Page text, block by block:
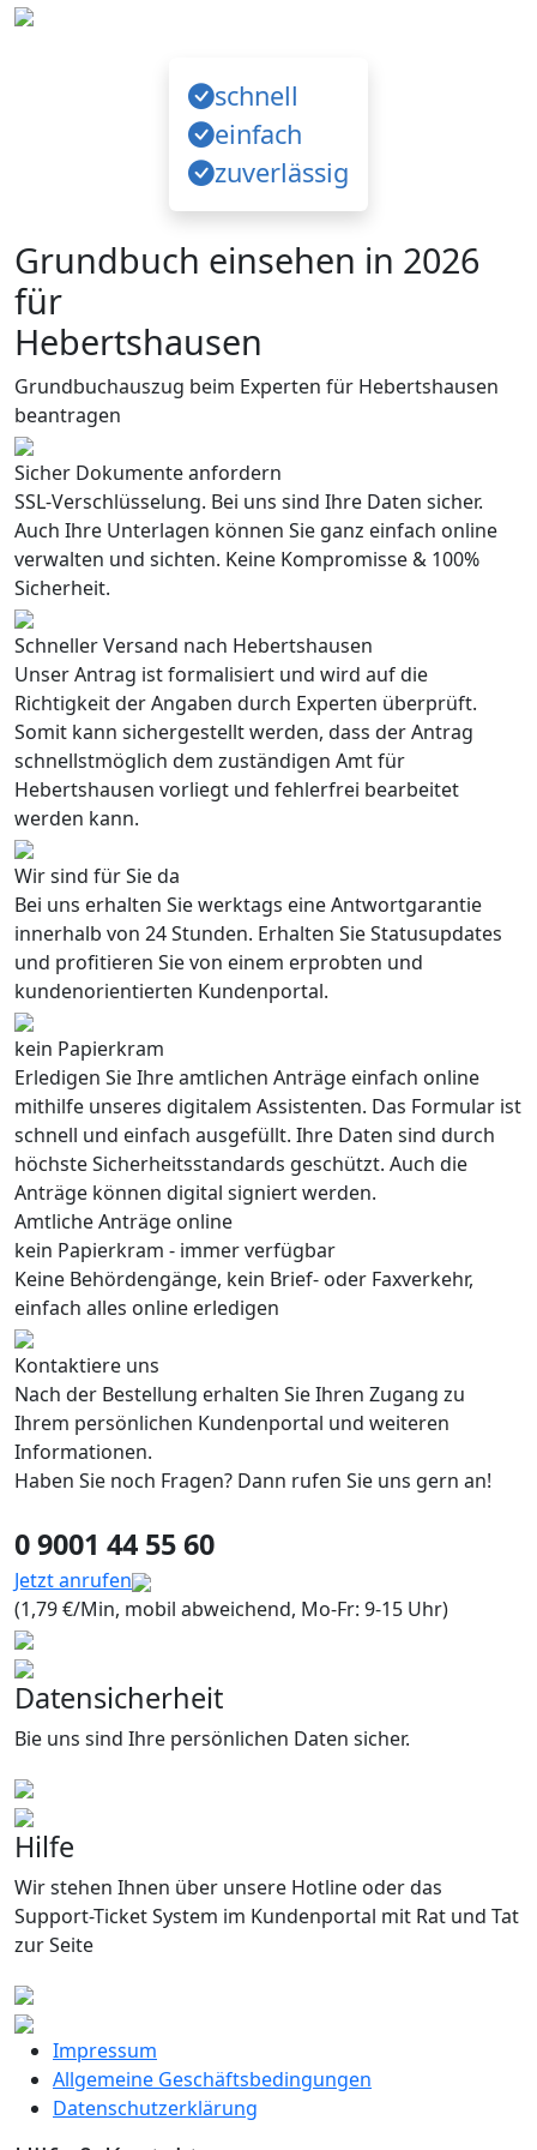
schnell
einfach
zuverlässig
Grundbuch einsehen in 2026
für
Hebertshausen
Grundbuchauszug beim Experten für Hebertshausen
beantragen
Sicher Dokumente anfordern
SSL-Verschlüsselung. Bei uns sind Ihre Daten sicher.
Auch Ihre Unterlagen können Sie ganz einfach online
verwalten und sichten. Keine Kompromisse & 100%
Sicherheit.
Schneller Versand nach Hebertshausen
Unser Antrag ist formalisiert und wird auf die
Richtigkeit der Angaben durch Experten überprüft.
Somit kann sichergestellt werden, dass der Antrag
schnellstmöglich dem zuständigen Amt für
Hebertshausen vorliegt und fehlerfrei bearbeitet
werden kann.
Wir sind für Sie da
Bei uns erhalten Sie werktags eine Antwortgarantie
innerhalb von 24 Stunden. Erhalten Sie Statusupdates
und profitieren Sie von einem erprobten und
kundenorientierten Kundenportal.
kein Papierkram
Erledigen Sie Ihre amtlichen Anträge einfach online
mithilfe unseres digitalem Assistenten. Das Formular ist
schnell und einfach ausgefüllt. Ihre Daten sind durch
höchste Sicherheitsstandards geschützt. Auch die
Anträge können digital signiert werden.
Amtliche Anträge online
kein Papierkram - immer verfügbar
Keine Behördengänge, kein Brief- oder Faxverkehr,
einfach alles online erledigen
Kontaktiere uns
Nach der Bestellung erhalten Sie Ihren Zugang zu
Ihrem persönlichen Kundenportal und weiteren
Informationen.
Haben Sie noch Fragen? Dann rufen Sie uns gern an!
0 9001 44 55 60
Jetzt anrufen
(1,79 €/Min, mobil abweichend, Mo-Fr: 9-15 Uhr)
Datensicherheit
Bie uns sind Ihre persönlichen Daten sicher.
Hilfe
Wir stehen Ihnen über unsere Hotline oder das
Support-Ticket System im Kundenportal mit Rat und Tat
zur Seite
Impressum
Allgemeine Geschäftsbedingungen
Datenschutzerklärung